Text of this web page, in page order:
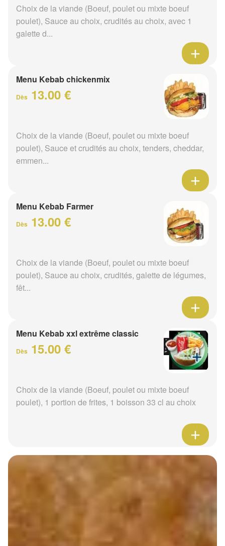
Choix de la viande (Boeuf, poulet ou mixte boeuf
poulet), Sauce au choix, crudités au choix, avec 1
galette d...
Menu Kebab chickenmix
Dès 13.00 €
Choix de la viande (Boeuf, poulet ou mixte boeuf
poulet), Sauce et crudités au choix, tenders, cheddar,
emmen...
Menu Kebab Farmer
Dès 13.00 €
Choix de la viande (Boeuf, poulet ou mixte boeuf
poulet), Sauce au choix, crudités, galette de légumes,
fêt...
Menu Kebab xxl extrême classic
Dès 15.00 €
Choix de la viande (Boeuf, poulet ou mixte boeuf
poulet), 1 portion de frites, 1 boisson 33 cl au choix